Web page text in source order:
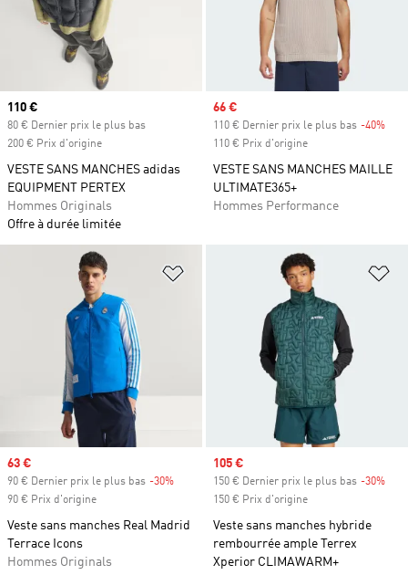
Prix actuel
110 €
80 € Dernier prix le plus bas
200 € Prix d'origine
VESTE SANS MANCHES adidas
EQUIPMENT PERTEX
Hommes Originals
Offre à durée limitée
Prix soldé
66 €
110 € Dernier prix le plus bas -40%
110 € Prix d'origine
VESTE SANS MANCHES MAILLE
ULTIMATE365+
Hommes Performance
Ajouter à la Liste de produits
Prix soldé
63 €
90 € Dernier prix le plus bas -30%
90 € Prix d'origine
Veste sans manches Real Madrid
Terrace Icons
Hommes Originals
Prix soldé
105 €
150 € Dernier prix le plus bas -30%
150 € Prix d'origine
Veste sans manches hybride
rembourrée ample Terrex
Xperior CLIMAWARM+